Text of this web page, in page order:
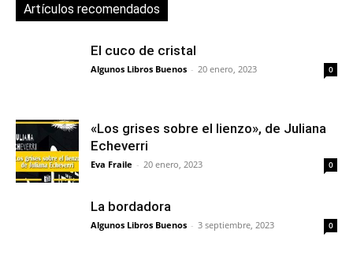
Artículos recomendados
El cuco de cristal
Algunos Libros Buenos - 20 enero, 2023 0
«Los grises sobre el lienzo», de Juliana
Echeverri
Eva Fraile - 20 enero, 2023 0
La bordadora
Algunos Libros Buenos - 3 septiembre, 2023 0